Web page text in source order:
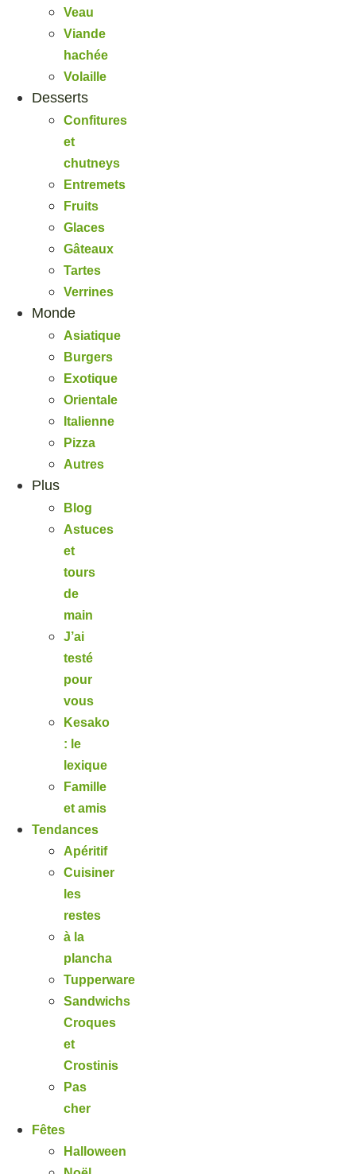
Veau
Viande
hachée
Volaille
Desserts
Confitures
et
chutneys
Entremets
Fruits
Glaces
Gâteaux
Tartes
Verrines
Monde
Asiatique
Burgers
Exotique
Orientale
Italienne
Pizza
Autres
Plus
Blog
Astuces
et
tours
de
main
J’ai
testé
pour
vous
Kesako
: le
lexique
Famille
et amis
Tendances
Apéritif
Cuisiner
les
restes
à la
plancha
Tupperware
Sandwichs
Croques
et
Crostinis
Pas
cher
Fêtes
Halloween